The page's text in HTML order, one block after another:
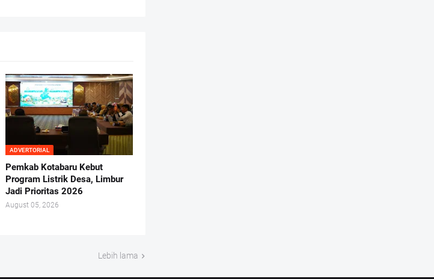
ADVERTORIAL
Pemkab Kotabaru Kebut
Program Listrik Desa, Limbur
Jadi Prioritas 2026
August 05, 2026
Lebih lama